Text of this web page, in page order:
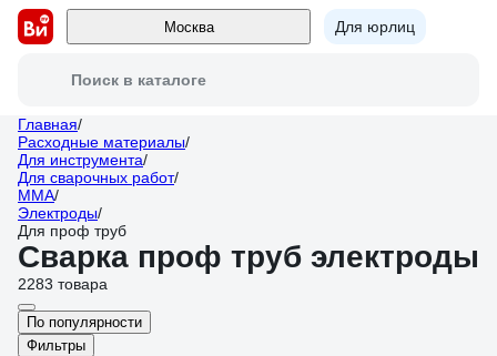
Москва Для юрлиц
Поиск в каталоге
Главная/
Расходные материалы/
Для инструмента/
Для сварочных работ/
ММА/
Электроды/
Для проф труб
Сварка проф труб электроды
2283 товара
По популярности
Фильтры